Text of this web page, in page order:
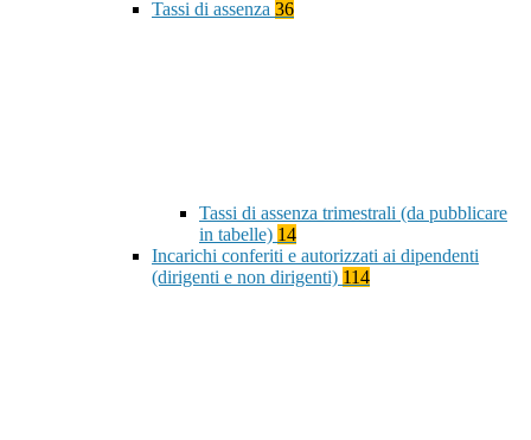
Tassi di assenza 36
Tassi di assenza trimestrali (da pubblicare
in tabelle) 14
Incarichi conferiti e autorizzati ai dipendenti
(dirigenti e non dirigenti) 114